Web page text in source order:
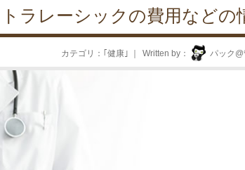
ラレーシックの費用などの
Written by パック@
カテゴリ ｢ 健康 ｣